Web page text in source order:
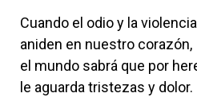
Cuando el odio y la violencia
aniden en nuestro corazón,
el mundo sabrá que por
le aguarda tristezas y dolor.